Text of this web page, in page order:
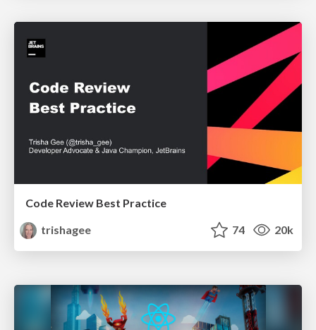
Code Review Best Practice
trishagee
74 20k